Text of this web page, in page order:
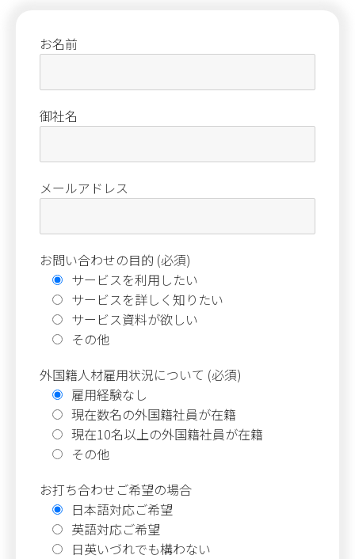
お名前
御社名
メールアドレス
お問い合わせの目的 (必須)
サービスを利用したい
サービスを詳しく知りたい
サービス資料が欲しい
その他
外国籍人材雇用状況について (必須)
雇用経験なし
現在数名の外国籍社員が在籍
現在10名以上の外国籍社員が在籍
その他
お打ち合わせご希望の場合
日本語対応ご希望
英語対応ご希望
日英いづれでも構わない